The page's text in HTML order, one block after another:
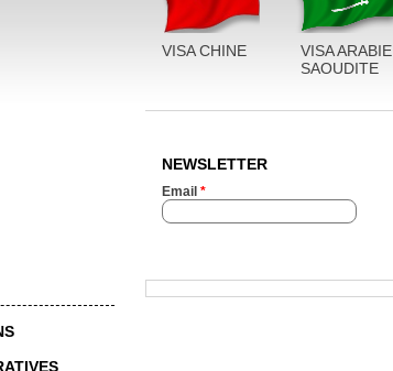
VISA CHINE
VISA ARABIE
SAOUDITE
NEWSLETTER
Email *